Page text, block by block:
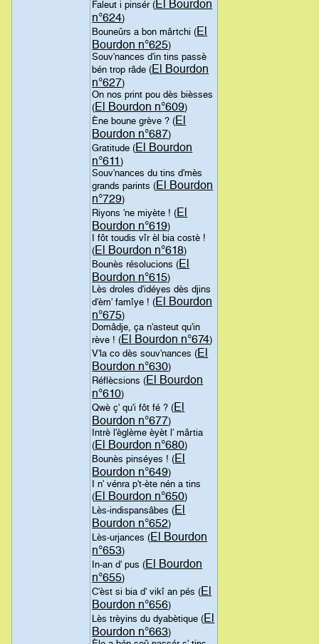
Faleut i pinsér (El Bourdon
n°624)
Bouneûrs a bon mârtchi (El
Bourdon n°625)
Souv'nances d'in tins passè
bén trop râde (El Bourdon
n°627)
On nos print pou dès bièsses
(El Bourdon n°609)
Ène boune grève ? (El
Bourdon n°687)
Gratitude (El Bourdon
n°611)
Souv'nances du tins d'mès
grands parints (El Bourdon
n°729)
Riyons 'ne miyète ! (El
Bourdon n°619)
I fôt toudis vîr èl bia costè !
(El Bourdon n°618)
Bounès résolucions (El
Bourdon n°615)
Lès droles d'idéyes dès djins
d'èm' famîye ! (El Bourdon
n°675)
Domâdje, ça n'asteut qu'in
rève ! (El Bourdon n°674)
V'la co dès souv'nances (El
Bourdon n°630)
Réflècsions (El Bourdon
n°610)
Qwè ç' qu'i fôt fé ? (El
Bourdon n°677)
Intrè l'èglème èyèt l' mârtia
(El Bourdon n°680)
Bounès pinséyes ! (El
Bourdon n°649)
I n' vénra p't-ète nén a tins
(El Bourdon n°650)
Lès-indispansâbes (El
Bourdon n°652)
Lès-urjances (El Bourdon
n°653)
In-an d' pus (El Bourdon
n°655)
C'èst si bia d' vikî an pés (El
Bourdon n°656)
Lès trèyins du dyabètique (El
Bourdon n°663)